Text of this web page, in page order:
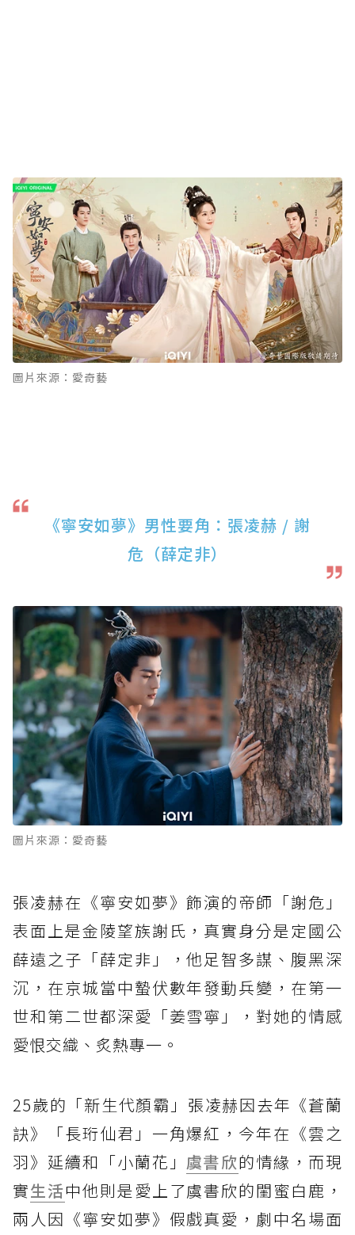
圖片來源：愛奇藝
《寧安如夢》男性要角：張凌赫 / 謝
危（薛定非）
圖片來源：愛奇藝
張凌赫在《寧安如夢》飾演的帝師「謝危」
表面上是金陵望族謝氏，真實身分是定國公
薛遠之子「薛定非」，他足智多謀、腹黑深
沉，在京城當中蟄伏數年發動兵變，在第一
世和第二世都深愛「姜雪寧」，對她的情感
愛恨交織、炙熱專一。
25歲的「新生代顏霸」張凌赫因去年《蒼蘭
訣》「長珩仙君」一角爆紅，今年在《雲之
羽》延續和「小蘭花」 虞書欣的情緣，而現
實生活中他則是愛上了虞書欣的閨蜜白鹿，
兩人因《寧安如夢》假戲真愛，劇中名場面